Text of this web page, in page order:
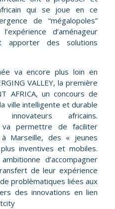
qui se joue en ce
de “mégalopoles”
d’aménageur
apporter des solutions
va encore plus loin en
VALLEY, la première
AFRICA, un concours de
ville intelligente et durable
africains.
va permettre de faciliter
Marseille, des « jeunes
inventives et mobiles.
d’accompagner
de leur expérience
problèmatiques liées aux
des innovations en lien